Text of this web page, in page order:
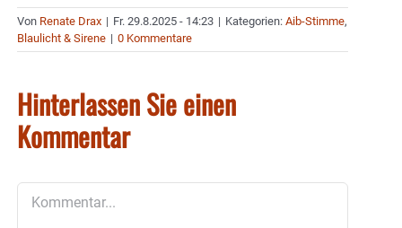
Von Renate Drax | Fr. 29.8.2025 - 14:23 | Kategorien: Aib-Stimme,
Blaulicht & Sirene | 0 Kommentare
Hinterlassen Sie einen
Kommentar